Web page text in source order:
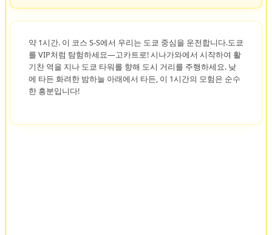
약 1시간. 이 코스 S-S에서 우리는 도쿄 중심을 운전합니다.도쿄
를 VIP처럼 탐험하세요—고카트로! 시나가와에서 시작하여 활
기찬 역을 지나 도쿄 타워를 향해 도시 거리를 주행하세요. 낮
에 타든 화려한 밤하늘 아래에서 타든, 이 1시간의 모험은 순수
한 흥분입니다!